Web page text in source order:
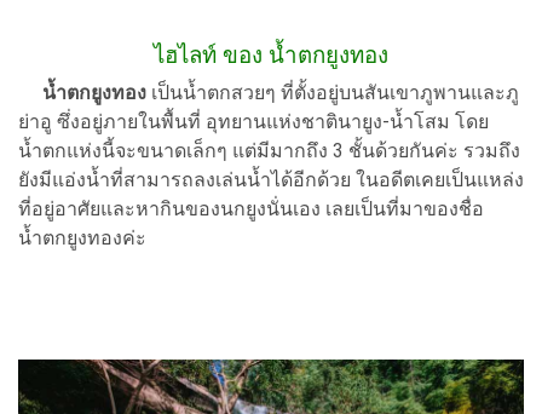
ไฮไลท์ ของ น้ำตกยูงทอง
น้ำตกยูงทอง เป็นน้ำตกสวยๆ ที่ตั้งอยู่บนสันเขาภูพานและภู
ย่าอู ซึ่งอยู่ภายในพื้นที่ อุทยานแห่งชาตินายูง-น้ำโสม โดย
น้ำตกแห่งนี้จะขนาดเล็กๆ แต่มีมากถึง 3 ชั้นด้วยกันค่ะ รวมถึง
ยังมีแอ่งน้ำที่สามารถลงเล่นน้ำได้อีกด้วย ในอดีตเคยเป็นแหล่ง
ที่อยู่อาศัยและหากินของนกยูงนั่นเอง เลยเป็นที่มาของชื่อ
น้ำตกยูงทองค่ะ